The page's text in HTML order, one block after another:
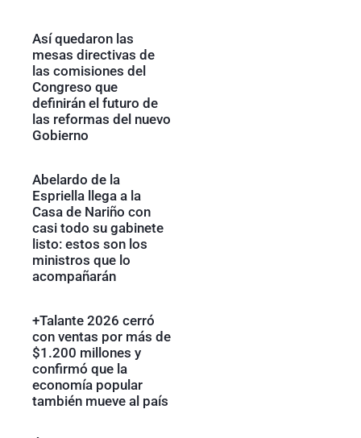
Así quedaron las
mesas directivas de
las comisiones del
Congreso que
definirán el futuro de
las reformas del nuevo
Gobierno
Abelardo de la
Espriella llega a la
Casa de Nariño con
casi todo su gabinete
listo: estos son los
ministros que lo
acompañarán
+Talante 2026 cerró
con ventas por más de
$1.200 millones y
confirmó que la
economía popular
también mueve al país